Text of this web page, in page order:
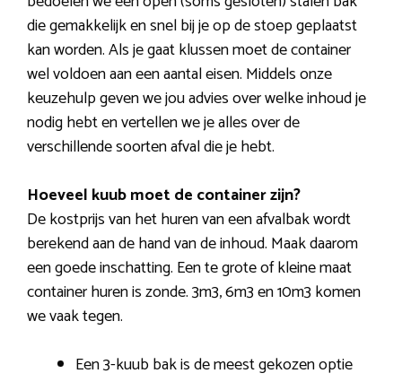
die gemakkelijk en snel bij je op de stoep geplaatst
kan worden. Als je gaat klussen moet de container
wel voldoen aan een aantal eisen. Middels onze
keuzehulp geven we jou advies over welke inhoud je
nodig hebt en vertellen we je alles over de
verschillende soorten afval die je hebt.
Hoeveel kuub moet de container zijn?
De kostprijs van het huren van een afvalbak wordt
berekend aan de hand van de inhoud. Maak daarom
een goede inschatting. Een te grote of kleine maat
container huren is zonde. 3m3, 6m3 en 10m3 komen
we vaak tegen.
Een 3-kuub bak is de meest gekozen optie